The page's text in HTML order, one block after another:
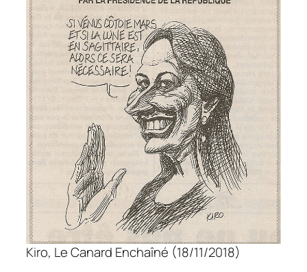
Kiro, Le Canard Enchaîné (18/11/2018)